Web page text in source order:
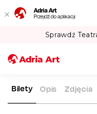
Adria Art
Przejdź do aplikacji
Sprawdź
ADRIA ART ARTYŚCI
Bilety Opis Zdjęcia